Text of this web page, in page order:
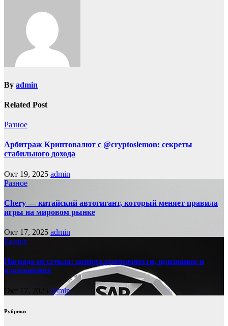
By admin
Related Post
Разное
Арбитраж Криптовалют с @cryptoslemon: секреты
стабильного дохода
Окт 19, 2025 admin
Разное
Chery — китайский автогигант, который меняет правила
игры на мировом рынке
Окт 17, 2025 admin
Разное
Награда из стекла: символ прозрачности, признания и
вдохновения
Окт 17, 2025 admin
Рубрики